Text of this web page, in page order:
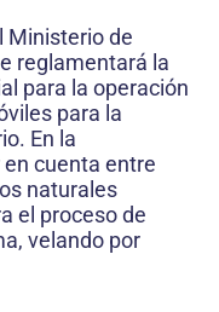
Ministerio de
reglamentará la
para la operación
para la
En la
cuenta entre
naturales
el proceso de
velando por